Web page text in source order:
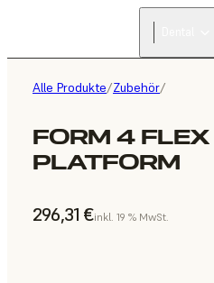
Alle Produkte/Zubehör/
FORM 4
PLATFORM
296,31 €inkl. 19 % MwSt.